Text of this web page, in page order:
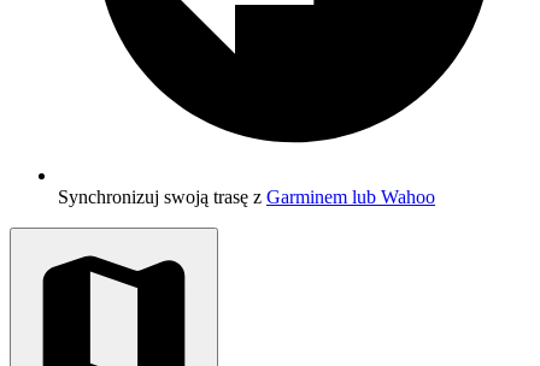
Synchronizuj swoją trasę z Garminem lub Wahoo